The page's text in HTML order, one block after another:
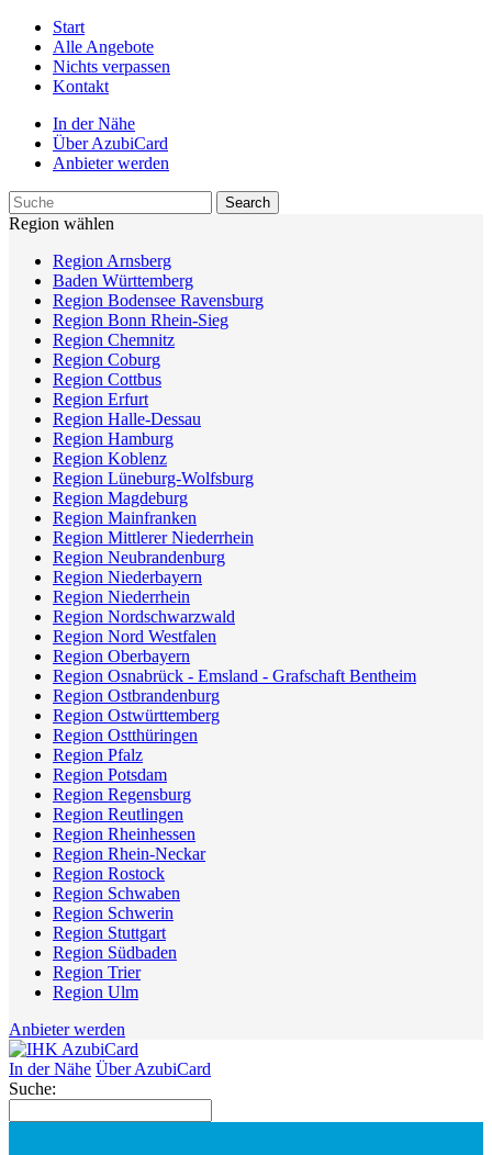
Start
Alle Angebote
Nichts verpassen
Kontakt
In der Nähe
Über AzubiCard
Anbieter werden
Region wählen
Region Arnsberg
Baden Württemberg
Region Bodensee Ravensburg
Region Bonn Rhein-Sieg
Region Chemnitz
Region Coburg
Region Cottbus
Region Erfurt
Region Halle-Dessau
Region Hamburg
Region Koblenz
Region Lüneburg-Wolfsburg
Region Magdeburg
Region Mainfranken
Region Mittlerer Niederrhein
Region Neubrandenburg
Region Niederbayern
Region Niederrhein
Region Nordschwarzwald
Region Nord Westfalen
Region Oberbayern
Region Osnabrück - Emsland - Grafschaft Bentheim
Region Ostbrandenburg
Region Ostwürttemberg
Region Ostthüringen
Region Pfalz
Region Potsdam
Region Regensburg
Region Reutlingen
Region Rheinhessen
Region Rhein-Neckar
Region Rostock
Region Schwaben
Region Schwerin
Region Stuttgart
Region Südbaden
Region Trier
Region Ulm
Anbieter werden
In der Nähe Über AzubiCard
Suche: